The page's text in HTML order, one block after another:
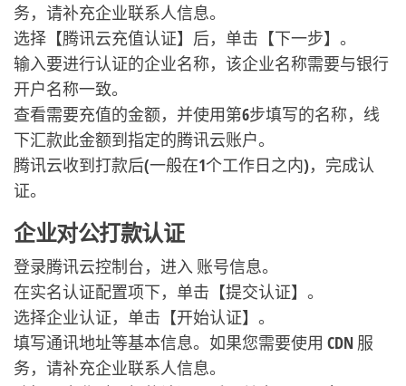
务，请补充企业联系人信息。
选择【腾讯云充值认证】后，单击【下一步】。
输入要进行认证的企业名称，该企业名称需要与银行
开户名称一致。
查看需要充值的金额，并使用第6步填写的名称，线
下汇款此金额到指定的腾讯云账户。
腾讯云收到打款后(一般在1个工作日之内)，完成认
证。
企业对公打款认证
登录腾讯云控制台，进入 账号信息。
在实名认证配置项下，单击【提交认证】。
选择企业认证，单击【开始认证】。
填写通讯地址等基本信息。如果您需要使用 CDN 服
务，请补充企业联系人信息。